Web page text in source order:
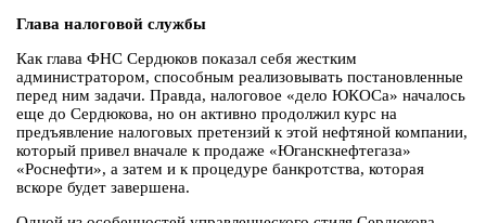
Глава налоговой службы
Как глава ФНС Сердюков показал себя жестким
администратором, способным реализовывать постановленные
перед ним задачи. Правда, налоговое «дело ЮКОСа» началось
еще до Сердюкова, но он активно продолжил курс на
предъявление налоговых претензий к этой нефтяной компании,
который привел вначале к продаже «Юганскнефтегаза»
«Роснефти», а затем и к процедуре банкротства, которая
вскоре будет завершена.